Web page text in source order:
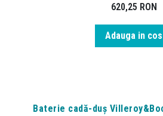
620,25 RON
Adauga in cos
Baterie cadă-duș